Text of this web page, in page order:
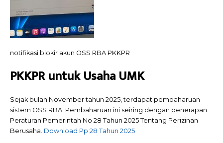
notifikasi blokir akun OSS RBA PKKPR
PKKPR untuk Usaha UMK
Sejak bulan November tahun 2025, terdapat pembaharuan
sistem OSS RBA. Pembaharuan ini seiring dengan penerapan
Peraturan Pemerintah No 28 Tahun 2025 Tentang Perizinan
Berusaha. Download Pp 28 Tahun 2025